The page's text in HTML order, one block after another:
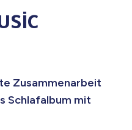
Zusammenarbeit
Schlafalbum mit